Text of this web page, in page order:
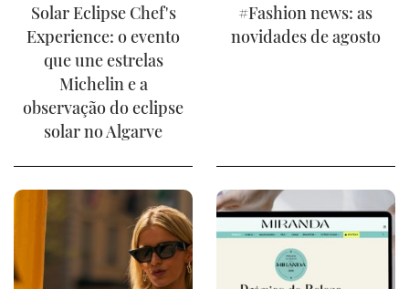
Solar Eclipse Chef's
Experience: o evento
que une estrelas
Michelin e a
observação do eclipse
solar no Algarve
#Fashion news: as
novidades de agosto